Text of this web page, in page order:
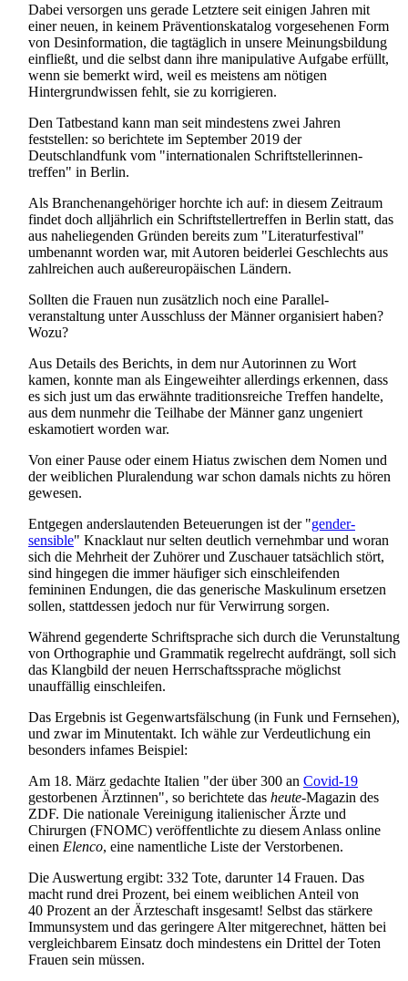
Dabei versorgen uns gerade Letztere seit einigen Jahren mit
einer neuen, in keinem Präventions­katalog vorgesehenen Form
von Desinformation, die tagtäglich in unsere Meinungs­bildung
einfließt, und die selbst dann ihre manipulative Aufgabe erfüllt,
wenn sie bemerkt wird, weil es meistens am nötigen
Hintergrund­wissen fehlt, sie zu korrigieren.
Den Tatbestand kann man seit mindestens zwei Jahren
feststellen: so berichtete im September 2019 der
Deutschlandfunk vom "internationalen Schrift­stellerinnen­
treffen" in Berlin.
Als Branchenangehöriger horchte ich auf: in diesem Zeitraum
findet doch alljährlich ein Schrift­steller­treffen in Berlin statt, das
aus naheliegenden Gründen bereits zum "Literatur­festival"
umbenannt worden war, mit Autoren beiderlei Geschlechts aus
zahlreichen auch außer­europäischen Ländern.
Sollten die Frauen nun zusätzlich noch eine Parallel­
veranstaltung unter Ausschluss der Männer organisiert haben?
Wozu?
Aus Details des Berichts, in dem nur Autorinnen zu Wort
kamen, konnte man als Eingeweihter allerdings erkennen, dass
es sich just um das erwähnte traditions­reiche Treffen handelte,
aus dem nunmehr die Teilhabe der Männer ganz ungeniert
eskamotiert worden war.
Von einer Pause oder einem Hiatus zwischen dem Nomen und
der weiblichen Plural­endung war schon damals nichts zu hören
gewesen.
Entgegen anderslautenden Beteuerungen ist der "gender­
sensible" Knacklaut nur selten deutlich vernehmbar und woran
sich die Mehrheit der Zuhörer und Zuschauer tatsächlich stört,
sind hingegen die immer häufiger sich einschleifenden
femininen Endungen, die das generische Maskulinum ersetzen
sollen, stattdessen jedoch nur für Verwirrung sorgen.
Während gegenderte Schriftsprache sich durch die Verunstaltung
von Orthographie und Grammatik regelrecht aufdrängt, soll sich
das Klangbild der neuen Herrschafts­sprache möglichst
unauffällig einschleifen.
Das Ergebnis ist Gegenwarts­fälschung (in Funk und Fernsehen),
und zwar im Minutentakt. Ich wähle zur Verdeutlichung ein
besonders infames Beispiel:
Am 18. März gedachte Italien "der über 300 an Covid-19
gestorbenen Ärztinnen", so berichtete das heute-Magazin des
ZDF. Die nationale Vereinigung italienischer Ärzte und
Chirurgen (FNOMC) veröffentlichte zu diesem Anlass online
einen Elenco, eine namentliche Liste der Verstorbenen.
Die Auswertung ergibt: 332 Tote, darunter 14 Frauen. Das
macht rund drei Prozent, bei einem weiblichen Anteil von
40 Prozent an der Ärzteschaft insgesamt! Selbst das stärkere
Immunsystem und das geringere Alter mitgerechnet, hätten bei
vergleichbarem Einsatz doch mindestens ein Drittel der Toten
Frauen sein müssen.